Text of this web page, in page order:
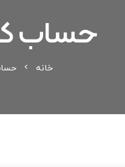
حساب
خانه chevron_left